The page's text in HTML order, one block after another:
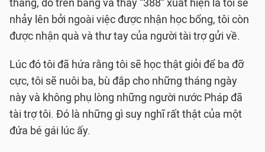
tháng, dò trên bảng và thấy “388” xuất hiện là tôi sẽ
nhảy lên bởi ngoài việc được nhận học bổng, tôi còn
được nhận quà và thư tay của người tài trợ gửi về.
Lúc đó tôi đã hứa rằng tôi sẽ học thật giỏi để ba đỡ
cực, tôi sẽ nuôi ba, bù đắp cho những tháng ngày
này và không phụ lòng những người nước Pháp đã
tài trợ tôi. Đó là những gì suy nghĩ rất thật của một
đứa bé gái lúc ấy.